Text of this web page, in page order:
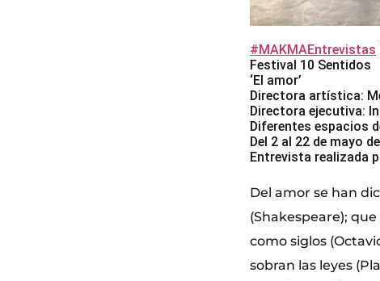
#MAKMAEntrevistas
Festival 10 Sentidos
‘El amor’
Directora artística:
Directora ejecutiva:
Diferentes espacios
Del 2 al 22 de mayo
Entrevista realizada
Del amor se han
(Shakespeare);
como siglos
sobran las leyes